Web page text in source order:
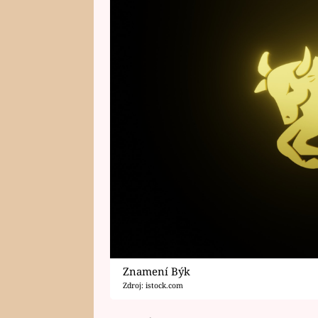
Znamení Býk
Zdroj: istock.com